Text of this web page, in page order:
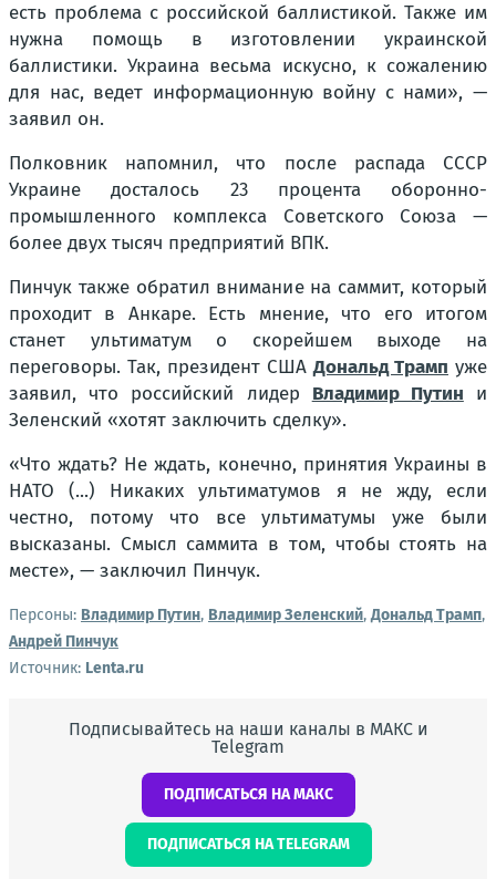
есть проблема с российской баллистикой. Также им
нужна помощь в изготовлении украинской
баллистики. Украина весьма искусно, к сожалению
для нас, ведет информационную войну с нами», —
заявил он.
Полковник напомнил, что после распада СССР
Украине досталось 23 процента оборонно-
промышленного комплекса Советского Союза —
более двух тысяч предприятий ВПК.
Пинчук также обратил внимание на саммит, который
проходит в Анкаре. Есть мнение, что его итогом
станет ультиматум о скорейшем выходе на
переговоры. Так, президент СШАДональд Трамп уже
заявил, что российский лидер Владимир Путин и
Зеленский «хотят заключить сделку».
«Что ждать? Не ждать, конечно, принятия Украины в
НАТО (...) Никаких ультиматумов я не жду, если
честно, потому что все ультиматумы уже были
высказаны. Смысл саммита в том, чтобы стоять на
месте», — заключил Пинчук.
Персоны: Владимир Путин, Владимир Зеленский,Дональд Трамп,
Андрей Пинчук
Источник: Lenta.ru
Подписывайтесь на наши каналы в МАКС и
Telegram
ПОДПИСАТЬСЯ НА МАКС
ПОДПИСАТЬСЯ НА TELEGRAM